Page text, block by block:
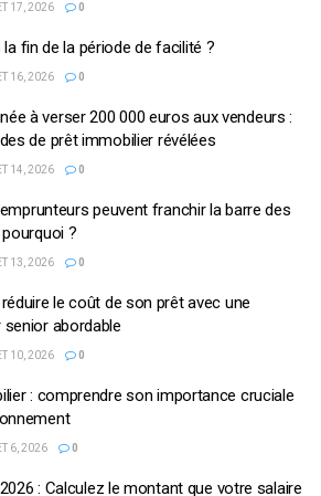
17, 2026 0
fin de la période de facilité ?
16, 2026 0
à verser 200 000 euros aux vendeurs :
de prêt immobilier révélées
14, 2026 0
peuvent franchir la barre des
?
13, 2026 0
le coût de son prêt avec une
abordable
10, 2026 0
: comprendre son importance cruciale
6, 2026 0
: Calculez le montant que votre salaire